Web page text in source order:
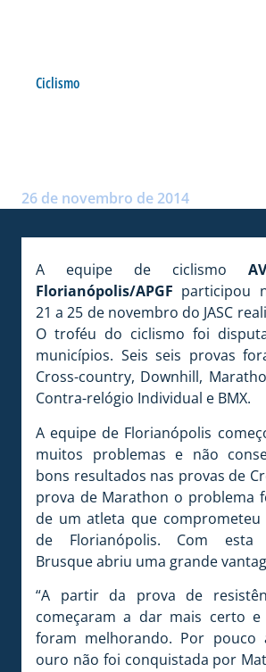
Ciclismo
26 de novembro de 2014
A equipe de ciclismo
Florianópolis/APGF participou
21 a 25 de novembro do JASC
O troféu do ciclismo foi
municípios. Seis seis provas
Cross-country, Downhill,
Contra-relógio Individual e BMX.
A equipe de Florianópolis
muitos problemas e não
bons resultados nas provas de
prova de Marathon o problema
de um atleta que comprometeu
de Florianópolis. Com esta
Brusque abriu uma grande
“A partir da prova de
começaram a dar mais certo e
foram melhorando. Por pouco
ouro não foi conquistada por